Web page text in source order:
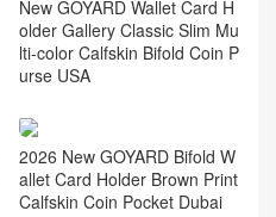
New GOYARD Wallet Card H
older Gallery Classic Slim Mu
lti-color Calfskin Bifold Coin P
urse USA
2026 New GOYARD Bifold W
allet Card Holder Brown Print
Calfskin Coin Pocket Dubai